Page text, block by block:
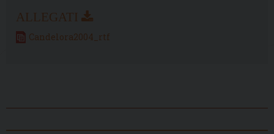
Candelora2004_rtf